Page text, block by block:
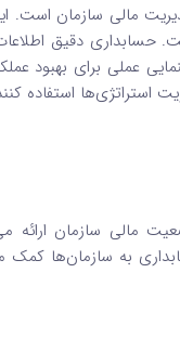
مالی سازمان است. این
دقیق
عملی برای بهبود
استراتژی‌ها استفاده
مالی سازمان ارائه
به سازمان‌ها کمک